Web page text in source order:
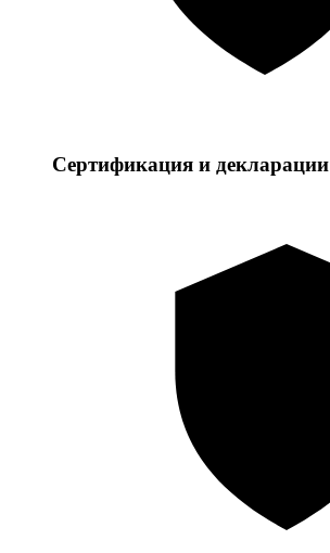
Сертификация и декларации